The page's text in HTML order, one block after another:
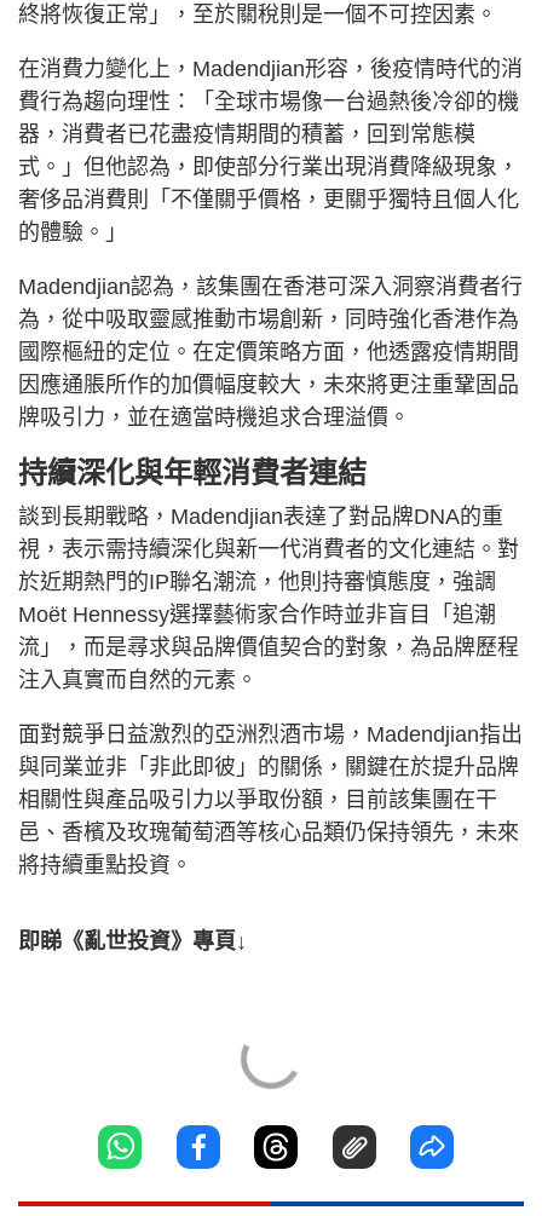
終將恢復正常」，至於關稅則是一個不可控因素。
在消費力變化上，Madendjian形容，後疫情時代的消
費行為趨向理性：「全球市場像一台過熱後冷卻的機
器，消費者已花盡疫情期間的積蓄，回到常態模
式。」但他認為，即使部分行業出現消費降級現象，
奢侈品消費則「不僅關乎價格，更關乎獨特且個人化
的體驗。」
Madendjian認為，該集團在香港可深入洞察消費者行
為，從中吸取靈感推動市場創新，同時強化香港作為
國際樞紐的定位。在定價策略方面，他透露疫情期間
因應通脹所作的加價幅度較大，未來將更注重鞏固品
牌吸引力，並在適當時機追求合理溢價。
持續深化與年輕消費者連結
談到長期戰略，Madendjian表達了對品牌DNA的重
視，表示需持續深化與新一代消費者的文化連結。對
於近期熱門的IP聯名潮流，他則持審慎態度，強調
Moët Hennessy選擇藝術家合作時並非盲目「追潮
流」，而是尋求與品牌價值契合的對象，為品牌歷程
注入真實而自然的元素。
面對競爭日益激烈的亞洲烈酒市場，Madendjian指出
與同業並非「非此即彼」的關係，關鍵在於提升品牌
相關性與產品吸引力以爭取份額，目前該集團在干
邑、香檳及玫瑰葡萄酒等核心品類仍保持領先，未來
將持續重點投資。
即睇《亂世投資》專頁↓